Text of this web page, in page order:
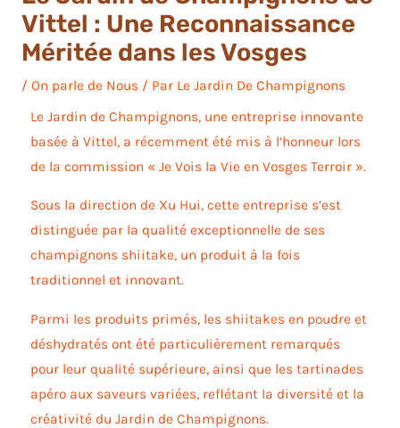
Vittel : Une Reconnaissance
Méritée dans les Vosges
/ On parle de Nous/ Par Le Jardin De Champignons
Le Jardin de Champignons, une entreprise innovante
basée à Vittel, a récemment été mis à l’honneur lors
de la commission « Je Vois la Vie en Vosges Terroir ».
Sous la direction de Xu Hui, cette entreprise s’est
distinguée par la qualité exceptionnelle de ses
champignons shiitake, un produit à la fois
traditionnel et innovant.
Parmi les produits primés, les shiitakes en poudre et
déshydratés ont été particulièrement remarqués
pour leur qualité supérieure, ainsi que les tartinades
apéro aux saveurs variées, reflétant la diversité et la
créativité du Jardin de Champignons.